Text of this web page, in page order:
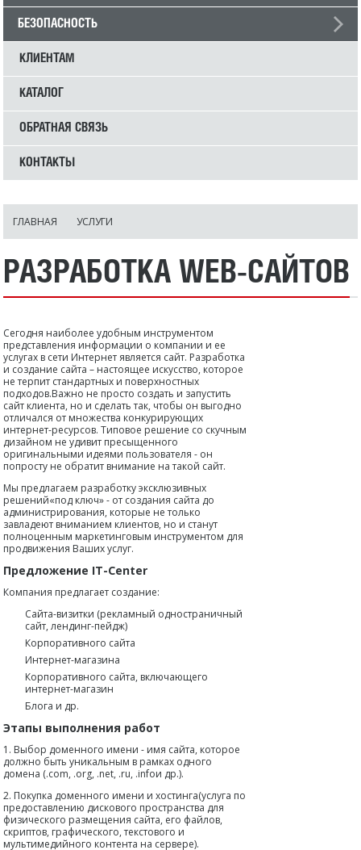
БЕЗОПАСНОСТЬ
КЛИЕНТАМ
КАТАЛОГ
ОБРАТНАЯ СВЯЗЬ
КОНТАКТЫ
ГЛАВНАЯ УСЛУГИ
РАЗРАБОТКА WEB-САЙТОВ
Сегодня наиболее удобным инструментом
представления информации о компании и ее
услугах в сети Интернет является сайт. Разработка
и создание сайта – настоящее искусство, которое
не терпит стандартных и поверхностных
подходов.Важно не просто создать и запустить
сайт клиента, но и сделать так, чтобы он выгодно
отличался от множества конкурирующих
интернет-ресурсов. Типовое решение со скучным
дизайном не удивит пресыщенного
оригинальными идеями пользователя - он
попросту не обратит внимание на такой сайт.
Мы предлагаем разработку эксклюзивных
решений«под ключ» - от создания сайта до
администрирования, которые не только
завладеют вниманием клиентов, но и станут
полноценным маркетинговым инструментом для
продвижения Ваших услуг.
Предложение IT-Center
Компания предлагает создание:
Сайта-визитки (рекламный одностраничный
сайт, лендинг-пейдж)
Корпоративного сайта
Интернет-магазина
Корпоративного сайта, включающего
интернет-магазин
Блога и др.
Этапы выполнения работ
1. Выбор доменного имени - имя сайта, которое
должно быть уникальным в рамках одного
домена (.com, .org, .net, .ru, .infoи др.).
2. Покупка доменного имени и хостинга(услуга по
предоставлению дискового пространства для
физического размещения сайта, его файлов,
скриптов, графического, текстового и
мультимедийного контента на сервере).